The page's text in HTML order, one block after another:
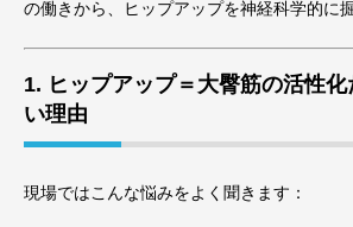
の働きから、ヒップアップを神経科学的に
1. ヒップアップ＝大臀筋の活性
い理由
現場ではこんな悩みをよく聞きます：